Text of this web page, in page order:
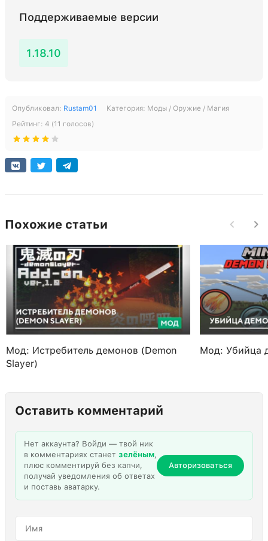
Поддерживаемые версии
1.18.10
Опубликовал: Rustam01 Категория: Моды / Оружие / Магия
Рейтинг: 4 (11 голосов)
Похожие статьи
Мод: Истребитель демонов (Demon
Slayer)
Мод: Убийца
Оставить комментарий
Нет аккаунта? Войди — твой ник
в комментариях станет зелёным,
плюс комментируй без капчи,
получай уведомления об ответах
и поставь аватарку.
Авторизоваться